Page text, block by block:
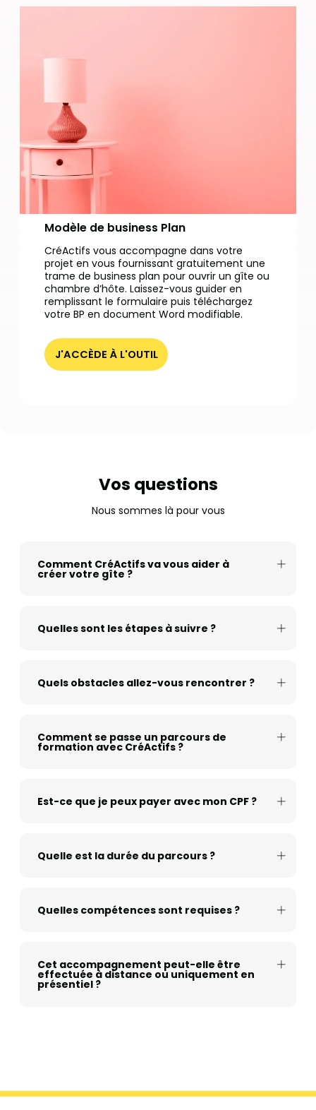
Modèle de business Plan
CréActifs vous accompagne dans votre
projet en vous fournissant gratuitement une
trame de business plan pour ouvrir un gîte ou
chambre d’hôte. Laissez-vous guider en
remplissant le formulaire puis téléchargez
votre BP en document Word modifiable.
J'ACCÈDE À L'OUTIL
Vos questions
Nous sommes là pour vous
Comment CréActifs va vous aider à
créer votre gîte ?
Quelles sont les étapes à suivre ?
Quels obstacles allez-vous rencontrer ?
Comment se passe un parcours de
formation avec CréActifs ?
Est-ce que je peux payer avec mon CPF ?
Quelle est la durée du parcours ?
Quelles compétences sont requises ?
Cet accompagnement peut-elle être
effectuée à distance ou uniquement en
présentiel ?